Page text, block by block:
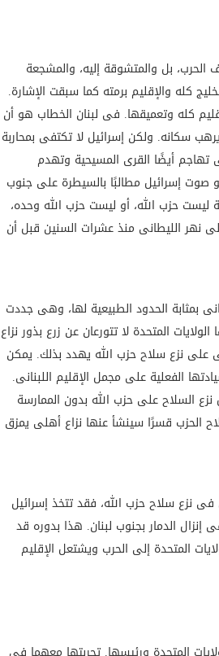
بل والمتشوقة إليه، والمشجعة
كله والإقليم برمته كما سبقت الإشارة.
كله وتعميقها. فى لبنان الخطاب هو أن
سكانه. ولكن إسرائيل لا تكتفى بمحاربة
أيضًا القرى المسيحية وتهدم
صوت إسرائيل مطالبًا بالسيطرة على جنوب
ليست حزب الله، أو ليست حزب الله وحده،
نهر الليطانى منذ عشرات السنين قبل أن
بمثابة الحدود الطبيعية لها، وهى جددت
المتحدة لا تتورعان عن زرع بذور نزاع
على نزع سلاح حزب الله يهدد بذلك. يمكن
الفعلية على مجمل الإقليم اللبنانى.
السلاح على حزب الله بدون الممارسة
الحزب قسرًا سينشأ عنها نزاع أهلى يمزق
نزع سلاح حزب الله، فقد تتخذ إسرائيل
إنزال الدمار بجنوب لبنان. هذا بدوره قد
المتحدة إلى الحرب ويشتعل الإقليم